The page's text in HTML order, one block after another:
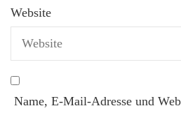
Website
Name, E-Mail-Adresse und